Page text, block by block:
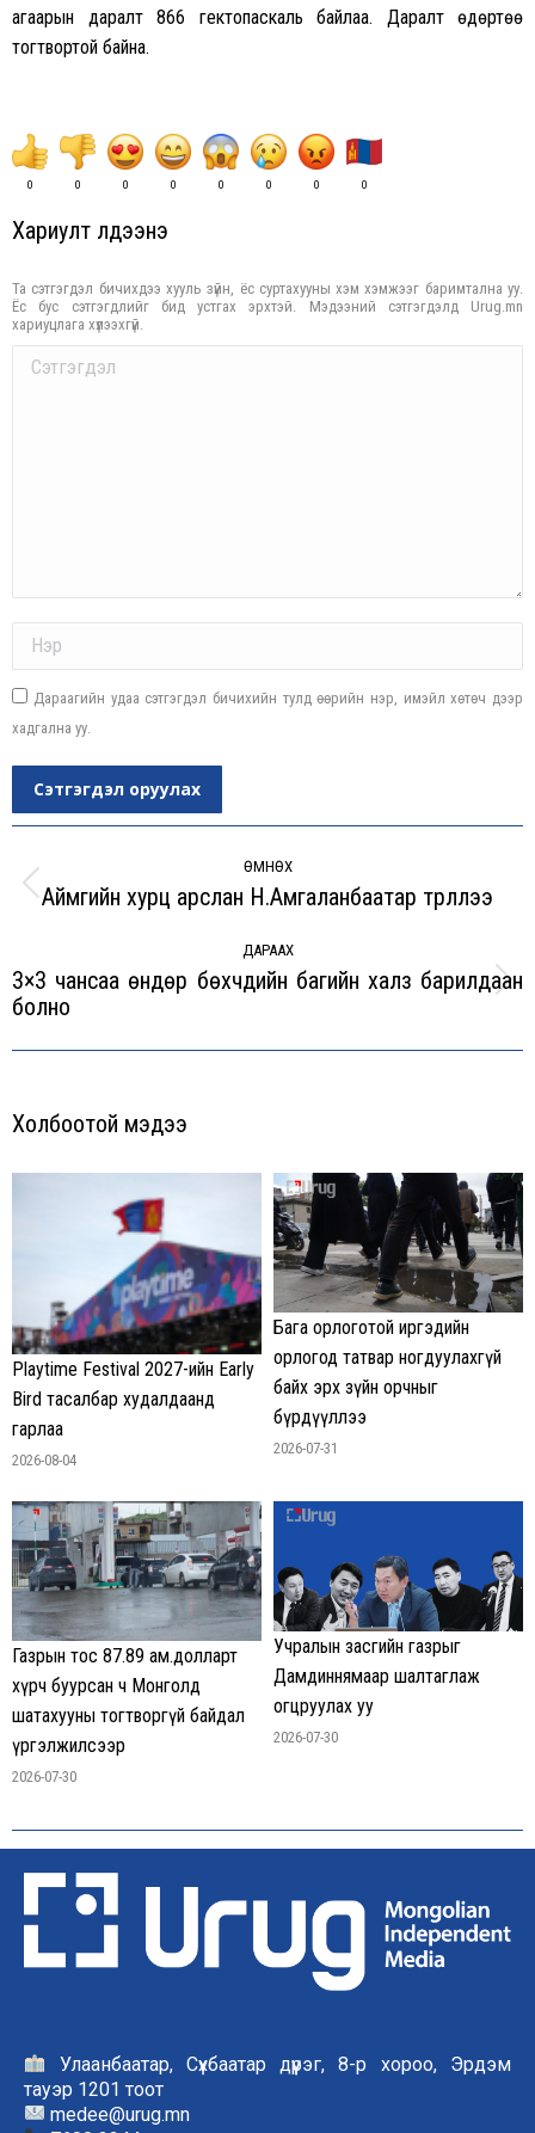
агаарын даралт 866 гектопаскаль байлаа. Даралт өдөртөө
тогтвортой байна.
0 0 0 0 0 0 0 0
Хариулт үлдээнэ үү
Та сэтгэгдэл бичихдээ хууль зүйн, ёс суртахууны хэм хэмжээг баримтална уу.
Ёс бус сэтгэгдлийг бид устгах эрхтэй. Мэдээний сэтгэгдэлд Urug.mn
хариуцлага хүлээхгүй.
Comment
Дараагийн удаа сэтгэгдэл бичихийн тулд өөрийн нэр, имэйл хөтөч дээр
хадгална уу.
Сэтгэгдэл оруулах
navigation
ӨМНӨХ
Previous
Аймгийн хурц арслан Н.Амгаланбаатар түрүүллээ
ДАРААХ
Next
3×3 чансаа өндөр бөхчүүдийн багийн халз барилдаан
болно
Холбоотой мэдээ
Playtime Festival 2027-ийн Early
Bird тасалбар худалдаанд
гарлаа
2026-08-04
Бага орлоготой иргэдийн
орлогод татвар ногдуулахгүй
байх эрх зүйн орчныг
бүрдүүллээ
2026-07-31
Газрын тос 87.89 ам.долларт
хүрч буурсан ч Монголд
шатахууны тогтворгүй байдал
үргэлжилсээр
2026-07-30
Учралын засгийн газрыг
Дамдиннямаар шалтаглаж
огцруулах уу
2026-07-30
Улаанбаатар, Сүхбаатар дүүрэг, 8-р хороо, Эрдэм
тауэр 1201 тоот
medee@urug.mn